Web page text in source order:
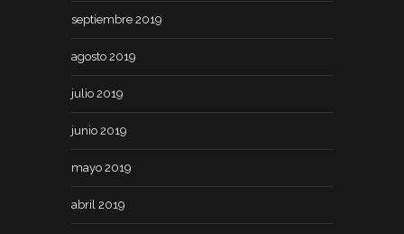
septiembre 2019
agosto 2019
julio 2019
junio 2019
mayo 2019
abril 2019